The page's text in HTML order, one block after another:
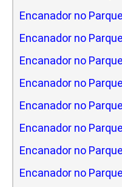
Encanador no
Encanador no
Encanador no
Encanador no
Encanador no
Encanador no
Encanador no
Encanador no